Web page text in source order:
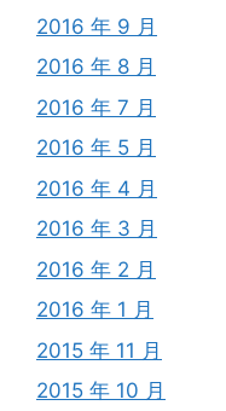
2016 年 9 月
2016 年 8 月
2016 年 7 月
2016 年 5 月
2016 年 4 月
2016 年 3 月
2016 年 2 月
2016 年 1 月
2015 年 11 月
2015 年 10 月